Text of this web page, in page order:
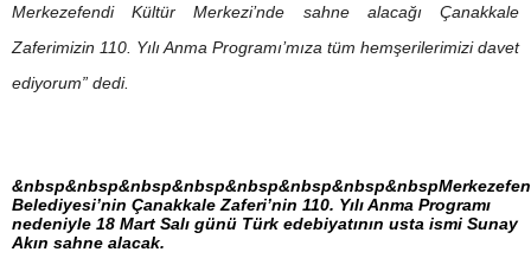
Merkezefendi Kültür Merkezi’nde sahne alacağı Çanakkale
Zaferimizin 110. Yılı Anma Programı’mıza tüm hemşerilerimizi davet
ediyorum” dedi.
Belediyesi’nin Çanakkale Zaferi’nin 110. Yılı Anma Programı
nedeniyle 18 Mart Salı günü Türk edebiyatının usta ismi Sunay
Akın sahne alacak.